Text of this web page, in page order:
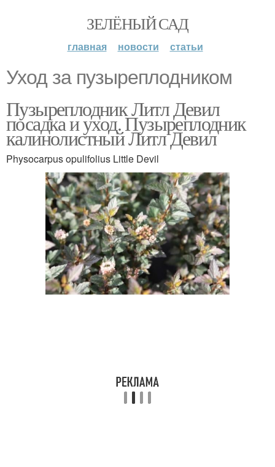
ЗЕЛЁНЫЙ САД
главная новости статьи
Уход за пузыреплодником
Пузыреплодник Литл Девил
посадка и уход. Пузыреплодник
калинолистный Литл Девил
Physocarpus opulifolius Little Devil